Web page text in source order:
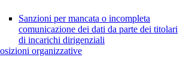
Sanzioni per mancata o incompleta
comunicazione dei dati da parte dei titolari
di incarichi dirigenziali
organizzative